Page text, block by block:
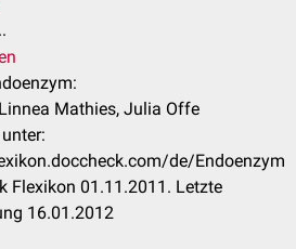
Mathies, Julia Offe
de/Endoenzym
Flexikon 01.11.2011. Letzte
16.01.2012